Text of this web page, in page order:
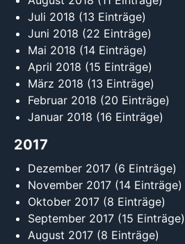
Juli 2018 (13 Einträge)
Juni 2018 (22 Einträge)
Mai 2018 (14 Einträge)
April 2018 (15 Einträge)
März 2018 (13 Einträge)
Februar 2018 (20 Einträge)
Januar 2018 (16 Einträge)
2017
Dezember 2017 (6 Einträge)
November 2017 (14 Einträge)
Oktober 2017 (8 Einträge)
September 2017 (15 Einträge)
August 2017 (8 Einträge)